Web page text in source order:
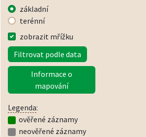
základní
terénní
zobrazit mřížku
Filtrovat podle data
Informace o
mapování
Legenda:
ověřené záznamy
neověřené záznamy